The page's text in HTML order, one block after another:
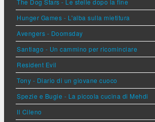
The Dog Stars - Le stelle dopo la fine
Hunger Games - L'alba sulla mietitura
Avengers - Doomsday
Santiago - Un cammino per ricominciare
Resident Evil
Tony - Diario di un giovane cuoco
Spezie e Bugie - La piccola cucina di Mehdi
Il Cileno